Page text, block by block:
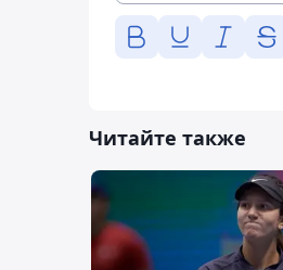
Читайте также